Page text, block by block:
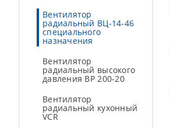
Вентилятор
радиальный ВЦ-14-46
специального
назначения
Вентилятор
радиальный высокого
давления ВР 200-20
Вентилятор
радиальный кухонный
VCR